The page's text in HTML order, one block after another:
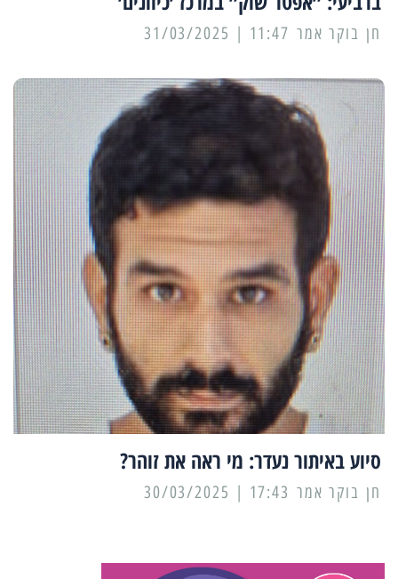
11:47 | 31/03/2025
סיוע באיתור נעדר: מי ראה את זוהר?
17:43 | 30/03/2025